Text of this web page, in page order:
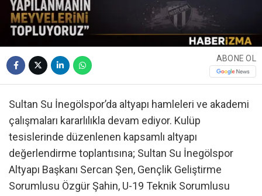
ABONE OL
Sultan Su İnegölspor’da altyapı hamleleri ve akademi
çalışmaları kararlılıkla devam ediyor. Kulüp
tesislerinde düzenlenen kapsamlı altyapı
değerlendirme toplantısına; Sultan Su İnegölspor
Altyapı Başkanı Sercan Şen, Gençlik Geliştirme
Sorumlusu Özgür Şahin, U-19 Teknik Sorumlusu